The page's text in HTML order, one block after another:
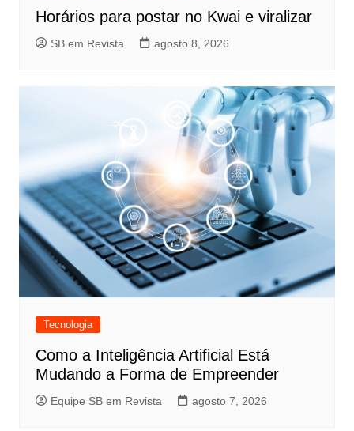
Horários para postar no Kwai e viralizar
SB em Revista agosto 8, 2026
Tecnologia
Como a Inteligência Artificial Está
Mudando a Forma de Empreender
Equipe SB em Revista agosto 7, 2026